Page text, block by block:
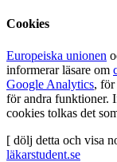
Cookies
Europeiska unionen
informerar läsare om
Google Analytics, för
för andra funktioner.
cookies tolkas det
[ dölj detta och visa
läkarstudent.se